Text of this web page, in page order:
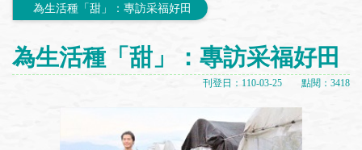
為生活種「甜」：專訪采福好田
為生活種「甜」：專訪采福好田
刊登日：110-03-25 點閱：3418